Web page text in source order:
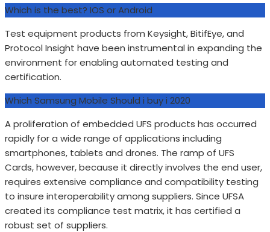
Which is the best? IOS or Android
Test equipment products from Keysight, BitifEye, and
Protocol Insight have been instrumental in expanding the
environment for enabling automated testing and
certification.
Which Samsung Mobile Should i buy i 2020
A proliferation of embedded UFS products has occurred
rapidly for a wide range of applications including
smartphones, tablets and drones. The ramp of UFS
Cards, however, because it directly involves the end user,
requires extensive compliance and compatibility testing
to insure interoperability among suppliers. Since UFSA
created its compliance test matrix, it has certified a
robust set of suppliers.